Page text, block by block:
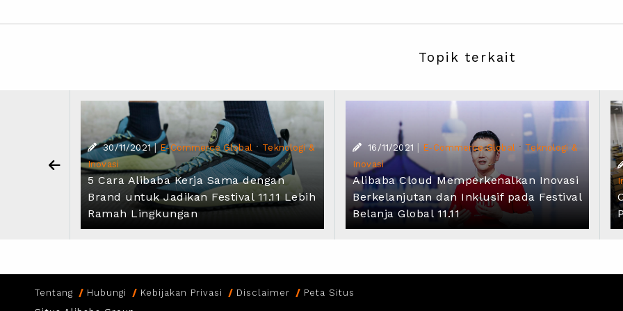
Topik terkait
30/11/2021 | E-Commerce Global· Teknologi &
Inovasi
5 Cara Alibaba Kerja Sama dengan
Brand untuk Jadikan Festival 11.11 Lebih
Ramah Lingkungan
16/11/2021 E-Commerce Global· Teknologi &
Inovasi
Alibaba Cloud Memperkenalkan Inovasi
Berkelanjutan dan Inklusif pada Festival
Belanja Global 11.11
Tentang Hubungi Kebijakan Privasi Disclaimer
Peta Situs